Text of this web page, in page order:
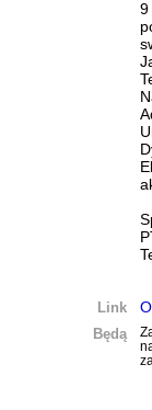
9
Link
Będą